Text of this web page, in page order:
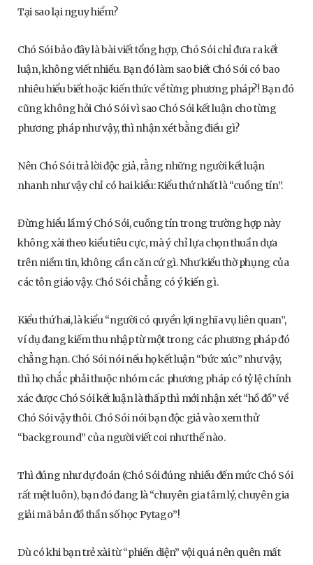
Tại sao lại nguy hiểm?
Chó Sói bảo đây là bài viết tổng hợp, Chó Sói chỉ đưa ra kết
luận, không viết nhiều. Bạn đó làm sao biết Chó Sói có bao
nhiêu hiểu biết hoặc kiến thức về từng phương pháp?! Bạn đó
cũng không hỏi Chó Sói vì sao Chó Sói kết luận cho từng
phương pháp như vậy, thì nhận xét bằng điều gì?
Nên Chó Sói trả lời độc giả, rằng những người kết luận
nhanh như vậy chỉ có hai kiểu: Kiểu thứ nhất là “cuồng tín”.
Đừng hiểu lầm ý Chó Sói, cuồng tín trong trường hợp này
không xài theo kiểu tiêu cực, mà ý chỉ lựa chọn thuần dựa
trên niềm tin, không cần căn cứ gì. Như kiểu thờ phụng của
các tôn giáo vậy. Chó Sói chẳng có ý kiến gì.
Kiểu thứ hai, là kiểu “người có quyền lợi nghĩa vụ liên quan”,
ví dụ đang kiếm thu nhập từ một trong các phương pháp đó
chẳng hạn. Chó Sói nói nếu họ kết luận “bức xúc” như vậy,
thì họ chắc phải thuộc nhóm các phương pháp có tỷ lệ chính
xác được Chó Sói kết luận là thấp thì mới nhận xét “hồ đồ” về
Chó Sói vậy thôi. Chó Sói nói bạn độc giả vào xem thử
“background” của người viết coi như thế nào.
Thì đúng như dự đoán (Chó Sói đúng nhiều đến mức Chó Sói
rất mệt luôn), bạn đó đang là “chuyên gia tâm lý, chuyên gia
giải mã bản đồ thần số học Pytago”!
Dù có khi bạn trẻ xài từ “phiến diện” vội quá nên quên mất